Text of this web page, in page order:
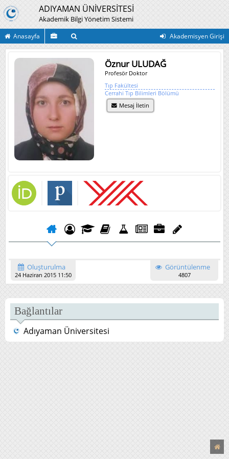
ADIYAMAN ÜNİVERSİTESİ
Akademik Bilgi Yönetim Sistemi
Anasayfa Akademisyen Girişi
Öznur ULUDAĞ
Profesör Doktor
Tıp Fakültesi
Cerrahi Tıp Bilimleri Bölümü
Mesaj İletin
Oluşturulma
24 Haziran 2015 11:50
Görüntülenme
4807
Bağlantılar
Adıyaman Üniversitesi